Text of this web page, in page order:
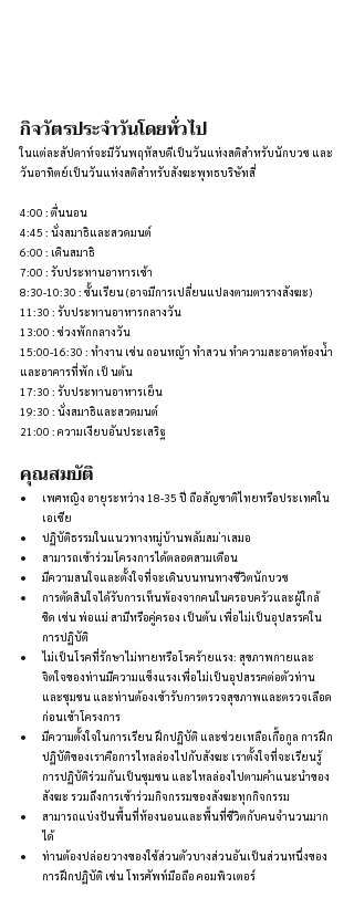
กิจวัตรประจำวันโดยทั่วไป
ในแต่ละสัปดาห์จะมีวันพฤหัสบดีเป็นวันแห่งสติสำหรับนักบวช และ
วันอาทิตย์เป็นวันแห่งสติสำหรับสังฆะพุทธบริษัทสี่
4:00 : ตื่นนอน
4:45 : นั่งสมาธิและสวดมนต์
6:00 : เดินสมาธิ
7:00 : รับประทานอาหารเช้า
8:30-10:30 : ชั้นเรียน (อาจมีการเปลี่ยนแปลงตามตารางสังฆะ)
11:30 : รับประทานอาหารกลางวัน
13:00 : ช่วงพักกลางวัน
15:00-16:30 : ทำงาน เช่น ถอนหญ้า ทำสวน ทำความสะอาดห้องน้ำ
และอาคารที่พัก เป็ นต้น
17:30 : รับประทานอาหารเย็น
19:30 : นั่งสมาธิและสวดมนต์
21:00 : ความเงียบอันประเสริฐ
คุณสมบัติ
เพศหญิง อายุระหว่าง 18-35 ปี ถือสัญชาติไทยหรือประเทศใน
เอเชีย
ปฏิบัติธรรมในแนวทางหมู่บ้านพลัมสม ่าเสมอ
สามารถเข้าร่วมโครงการได้ตลอดสามเดือน
มีความสนใจและตั้งใจที่จะเดินบนหนทางชีวิตนักบวช
การตัดสินใจได้รับการเห็นพ้องจากคนในครอบครัวและผู้ใกล้
ชิด เช่น พ่อแม่ สามีหรือคู่ครอง เป็นต้น เพื่อไม่เป็นอุปสรรคใน
การปฏิบัติ
ไม่เป็นโรคที่รักษาไม่หายหรือโรคร้ายแรง: สุขภาพกายและ
จิตใจของท่านมีความแข็งแรงเพื่อไม่เป็นอุปสรรคต่อตัวท่าน
และชุมชน และท่านต้องเข้ารับการตรวจสุขภาพและตรวจเลือด
ก่อนเข้าโครงการ
มีความตั้งใจในการเรียน ฝึกปฏิบัติ และช่วยเหลือเกื้อกูล การฝึก
ปฏิบัติของเราคือการไหลล่องไปกับสังฆะ เราตั้งใจที่จะเรียนรู้
การปฏิบัติร่วมกันเป็นชุมชน และไหลล่องไปตามคำแนะนำของ
สังฆะ รวมถึงการเข้าร่วมกิจกรรมของสังฆะทุกกิจกรรม
สามารถแบ่งปันพื้นที่ห้องนอนและพื้นที่ชีวิตกับคนจำนวนมาก
ได้
ท่านต้องปล่อยวางของใช้ส่วนตัวบางส่วนอันเป็นส่วนหนึ่งของ
การฝึกปฏิบัติ เช่น โทรศัพท์มือถือ คอมพิวเตอร์